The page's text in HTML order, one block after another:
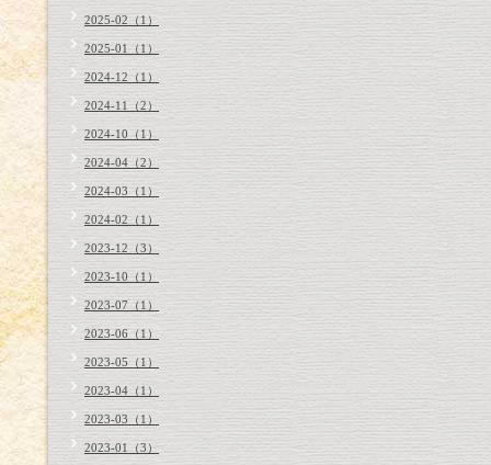
2025-02（1）
2025-01（1）
2024-12（1）
2024-11（2）
2024-10（1）
2024-04（2）
2024-03（1）
2024-02（1）
2023-12（3）
2023-10（1）
2023-07（1）
2023-06（1）
2023-05（1）
2023-04（1）
2023-03（1）
2023-01（3）